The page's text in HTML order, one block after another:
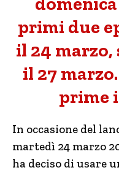
primi due
il 24
il 27
prime
In occasione del
martedì 24 marzo
ha deciso di usare